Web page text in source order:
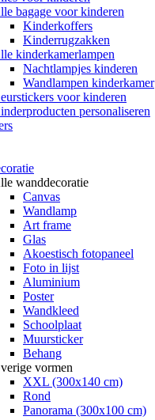
bagage voor kinderen
Kinderkoffers
Kinderrugzakken
kinderkamerlampen
Nachtlampjes kinderen
Wandlampen kinderkamer
voor kinderen
personaliseren
wanddecoratie
Canvas
Wandlamp
Art frame
Glas
Akoestisch fotopaneel
Foto in lijst
Aluminium
Poster
Wandkleed
Schoolplaat
Muursticker
Behang
vormen
XXL (300x140 cm)
Rond
Panorama (300x100 cm)